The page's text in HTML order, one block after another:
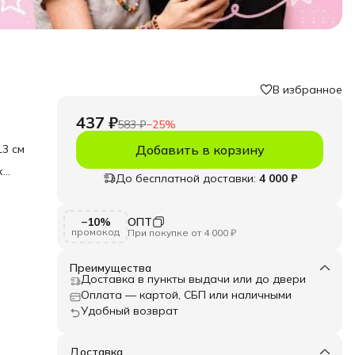
см
и
В избранное
437 ₽583 ₽−25%
Добавить в корзину
До бесплатной доставки: 4 000 ₽
−10%
промокод
ОПТ
При покупке от 4 000 ₽
Преимущества
Доставка в пункты выдачи или до двери
Оплата — картой, СБП или наличными
Удобный возврат
Доставка